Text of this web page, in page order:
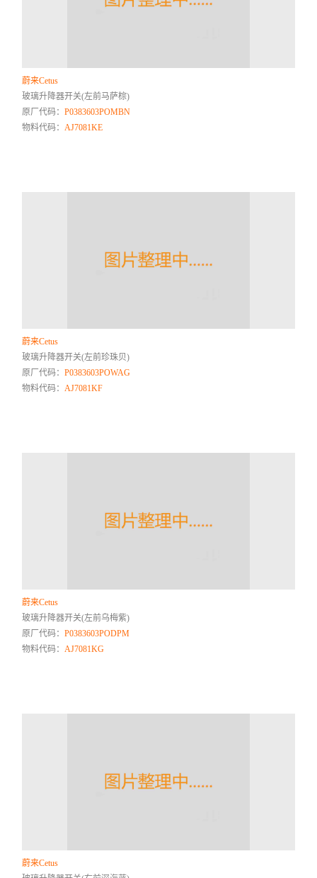
蔚来Cetus
玻璃升降器开关(左前马萨棕)
原厂代码：P0383603POMBN
物料代码： AJ7081KE
蔚来Cetus
玻璃升降器开关(左前珍珠贝)
原厂代码：P0383603POWAG
物料代码： AJ7081KF
蔚来Cetus
玻璃升降器开关(左前乌梅紫)
原厂代码：P0383603PODPM
物料代码： AJ7081KG
蔚来Cetus